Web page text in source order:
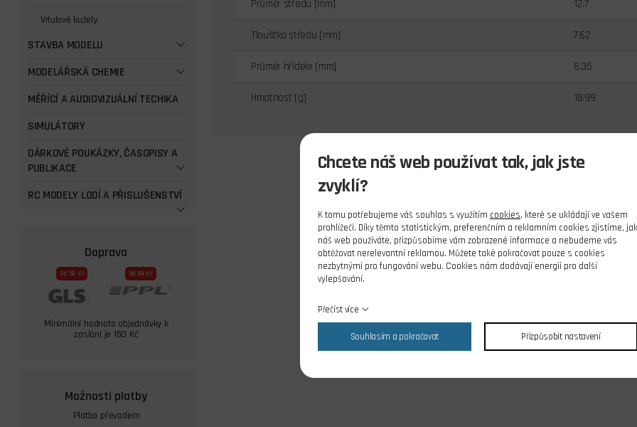
Vrtulové kužely
STAVBA MODELU
MODELÁŘSKÁ CHEMIE
MĚŘÍCÍ A AUDIOVIZUÁLNÍ TECHIKA
SIMULÁTORY
DÁRKOVÉ POUKÁZKY, ČASOPISY A
PUBLIKACE
RC MODELY LODÍ A PŘISLUŠENSTVÍ
Doprava
Od 59 Kč Od 69 Kč
Minimální hodnota objednávky k
zaslání je 150 Kč
Možnosti platby
Platba převodem
Průměr středu [mm] 12.7
Tloušťka středu [mm] 7.62
Průměr hřídele [mm] 6.35
Hmotnost [g] 18.99
Chcete náš web používat tak, jak jste
zvyklí?
K tomu potřebujeme váš souhlas s využitím cookies, které se ukládají ve vašem
prohlížeči. Díky těmto statistickým, preferenčním a reklamním cookies zjistíme, jak
náš web používáte, přizpůsobíme vám zobrazené informace a nebudeme vás
obtěžovat nerelevantní reklamou. Můžete také pokračovat pouze s cookies
nezbytnými pro fungování webu. Cookies nám dodávají energii pro další
vylepšování.
Přečíst více
Souhlasím a pokračovat Přizpůsobit nastavení